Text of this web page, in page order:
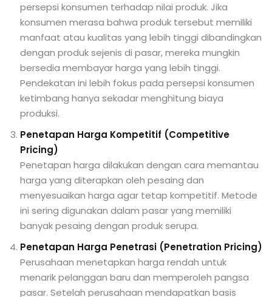
persepsi konsumen terhadap nilai produk. Jika
konsumen merasa bahwa produk tersebut memiliki
manfaat atau kualitas yang lebih tinggi dibandingkan
dengan produk sejenis di pasar, mereka mungkin
bersedia membayar harga yang lebih tinggi.
Pendekatan ini lebih fokus pada persepsi konsumen
ketimbang hanya sekadar menghitung biaya
produksi.
Penetapan Harga Kompetitif (Competitive
Pricing)
Penetapan harga dilakukan dengan cara memantau
harga yang diterapkan oleh pesaing dan
menyesuaikan harga agar tetap kompetitif. Metode
ini sering digunakan dalam pasar yang memiliki
banyak pesaing dengan produk serupa.
Penetapan Harga Penetrasi (Penetration Pricing)
Perusahaan menetapkan harga rendah untuk
menarik pelanggan baru dan memperoleh pangsa
pasar. Setelah perusahaan mendapatkan basis